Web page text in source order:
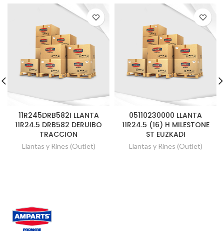
11R245DRB582I LLANTA
11R24.5 DRB582 DERUIBO
TRACCION
Llantas y Rines (Outlet)
05110230000 LLANTA
11R24.5 (16) H MILESTONE
ST EUZKADI
Llantas y Rines (Outlet)